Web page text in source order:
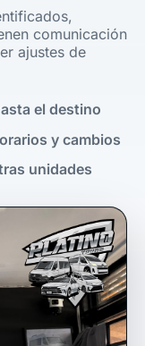
comunicación
ajustes de
el destino
y cambios
unidades